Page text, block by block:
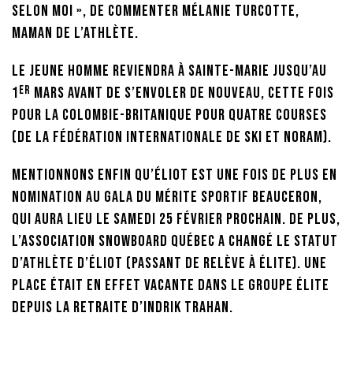
selon moi », de commenter Mélanie Turcotte,
maman de l’athlète.
Le jeune homme reviendra à Sainte-Marie jusqu’au
1er mars avant de s’envoler de nouveau, cette fois
pour la Colombie-Britanique pour quatre courses
(de la Fédération internationale de ski et NorAm).
Mentionnons enfin qu’Éliot est une fois de plus en
nomination au Gala du mérite sportif beauceron,
qui aura lieu le samedi 25 février prochain. De plus,
l’Association Snowboard Québec a changé le statut
d’athlète d’Éliot (passant de Relève à Élite). Une
place était en effet vacante dans le groupe Élite
depuis la retraite d’Indrik Trahan.